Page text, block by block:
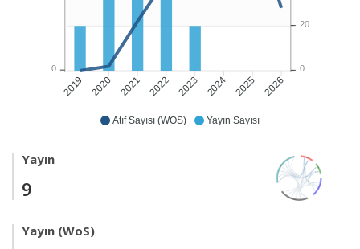
Atıf Sayısı (WOS) Yayın Sayısı
2019 2020 2021 2022 2023 2024 2025 2026
20
0
0
Yayın
9
Yayın (WoS)